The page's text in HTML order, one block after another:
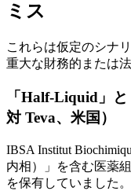
ミス
これらは仮定のシナ
重大な財務的または
「Half-Liquid」
対 Teva、米国）
IBSA Institut
内相）」を含む医薬
を保有していました